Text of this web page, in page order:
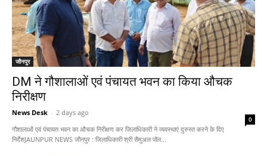
जौनपुर
DM ने गौशालाओं एवं पंचायत भवन का किया औचक
निरीक्षण
News Desk - 2 days ago
0
गौशालाओं एवं पंचायत भवन का औचक निरीक्षण कर जिलाधिकारी ने व्यवस्थाएं दुरुस्त करने के दिए
निर्देशJAUNPUR NEWS जौनपुर : जिलाधिकारी श्री सैमुअल पॉल...